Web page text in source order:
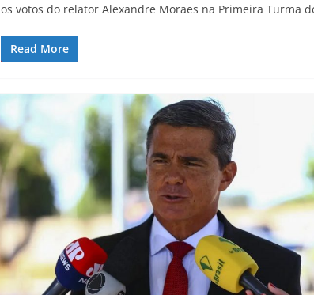
os votos do relator Alexandre Moraes na Primeira Turma
Read More